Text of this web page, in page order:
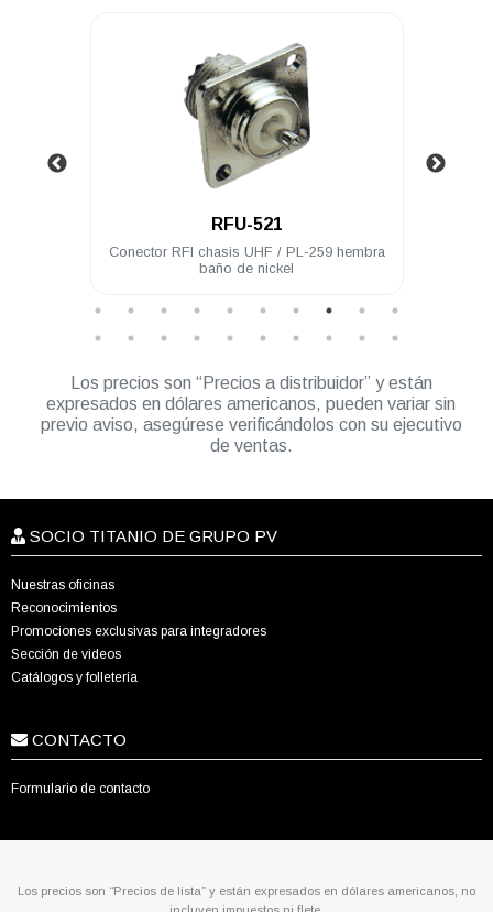
RFU-521
Conector RFI chasis UHF / PL-259 hembra
baño de nickel
Los precios son “Precios a distribuidor” y están
expresados en dólares americanos, pueden variar sin
previo aviso, asegúrese verificándolos con su ejecutivo
de ventas.
SOCIO TITANIO DE GRUPO PV
Nuestras oficinas
Reconocimientos
Promociones exclusivas para integradores
Sección de videos
Catálogos y folletería
CONTACTO
Formulario de contacto
Los precios son “Precios de lista” y están expresados en dólares americanos, no